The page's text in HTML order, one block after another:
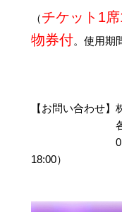
（チケット1
物券付。使用期
【お問い合わせ
各店舗ま
0120-00-
18:00）